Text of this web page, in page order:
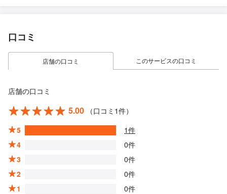
口コミ
店舗の口コミ このサービスの口コミ
店舗の口コミ
5.00
（口コミ1件）
5
1件
4
0件
3
0件
2
0件
1
0件